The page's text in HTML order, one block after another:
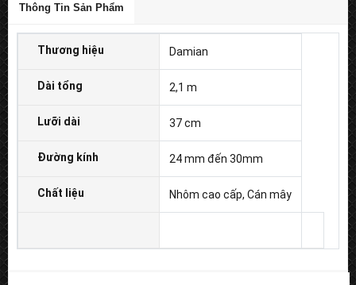
Thông Tin Sản Phẩm
Thương hiệu Damian
Dài tổng 2,1 m
Lưỡi dài 37 cm
Đường kính 24 mm đến 30mm
Chất liệu Nhôm cao cấp, Cán mây